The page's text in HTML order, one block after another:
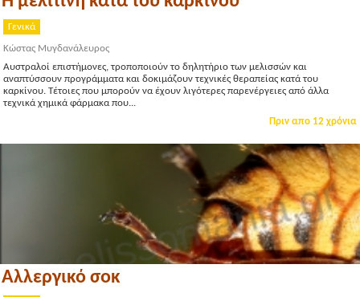
Γενικά
Κώστας Μυγδανάλευρος
Αυστραλοί επιστήμονες, τροποποιούν το δηλητήριο των μελισσών και
αναπτύσσουν προγράμματα και δοκιμάζουν τεχνικές θεραπείας κατά του
καρκίνου. Τέτοιες που μπορούν να έχουν λιγότερες παρενέργειες από άλλα
τεχνικά χημικά φάρμακα που...
Πριν απο 12 χρόνια
Αλλεργικό σοκ